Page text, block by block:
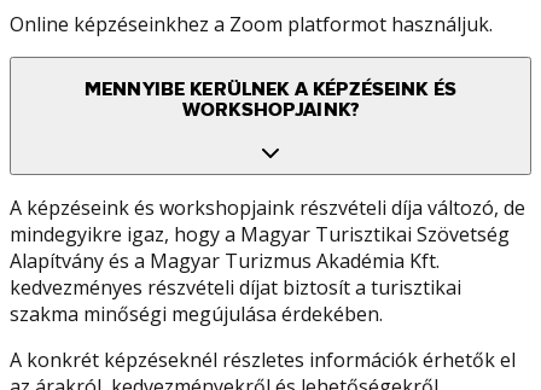
Online képzéseinkhez a Zoom platformot használjuk.
MENNYIBE KERÜLNEK A KÉPZÉSEINK ÉS
WORKSHOPJAINK?
A képzéseink és workshopjaink részvételi díja változó, de
mindegyikre igaz, hogy a Magyar Turisztikai Szövetség
Alapítvány és a Magyar Turizmus Akadémia Kft.
kedvezményes részvételi díjat biztosít a turisztikai
szakma minőségi megújulása érdekében.
A konkrét képzéseknél részletes információk érhetők el